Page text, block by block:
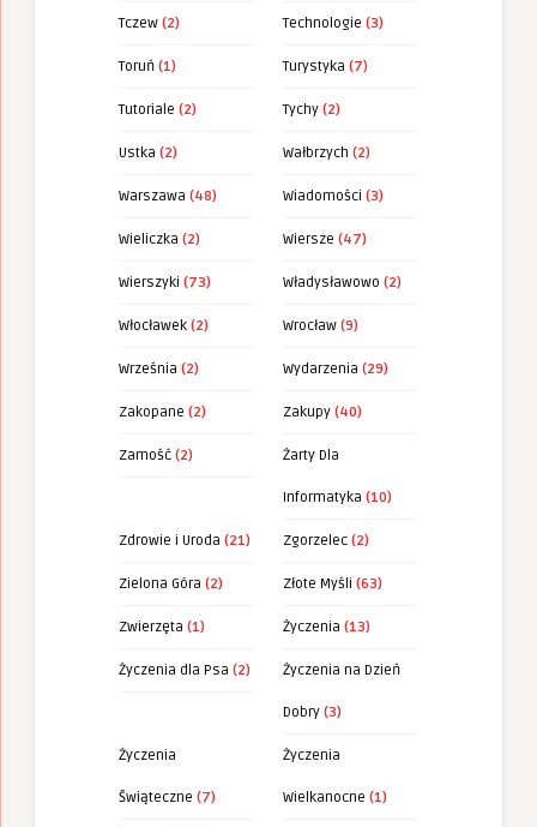
Tczew (2) Technologie (3)
Toruń (1) Turystyka (7)
Tutoriale (2) Tychy (2)
Ustka (2) Wałbrzych (2)
Warszawa (48) Wiadomości (3)
Wieliczka (2) Wiersze (47)
Wierszyki (73) Władysławowo (2)
Włocławek (2) Wrocław (9)
Września (2) Wydarzenia (29)
Zakopane (2) Zakupy (40)
Zamość (2) Żarty Dla
Informatyka (10)
Zdrowie i Uroda (21) Zgorzelec (2)
Zielona Góra (2) Złote Myśli (63)
Zwierzęta (1) Życzenia (13)
Życzenia dla Psa (2) Życzenia na Dzień
Dobry (3)
Życzenia
Świąteczne (7)
Życzenia
Wielkanocne (1)